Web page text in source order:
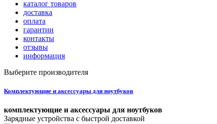
каталог товаров
доставка
оплата
гарантии
контакты
отзывы
информация
Выберите производителя
Комплектующие и аксессуары для ноутбуков
комплектующие и аксессуары для ноутбуков
Зарядные устройства с быстрой доставкой